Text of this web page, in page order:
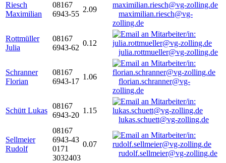
Riesch
Maximilian
08167
6943-55
2.09
maximilian.riesch@vg-
zolling.de
Rottmüller
Julia
08167
6943-62
0.12
julia.rottmueller@vg-zolling.de
Schranner
Florian
08167
6943-17
1.06
florian.schranner@vg-
zolling.de
Schütt Lukas
08167
6943-20
1.15
lukas.schuett@vg-zolling.de
Sellmeier
Rudolf
08167
6943-43
0171
3032403
0.07
rudolf.sellmeier@vg-zolling.de